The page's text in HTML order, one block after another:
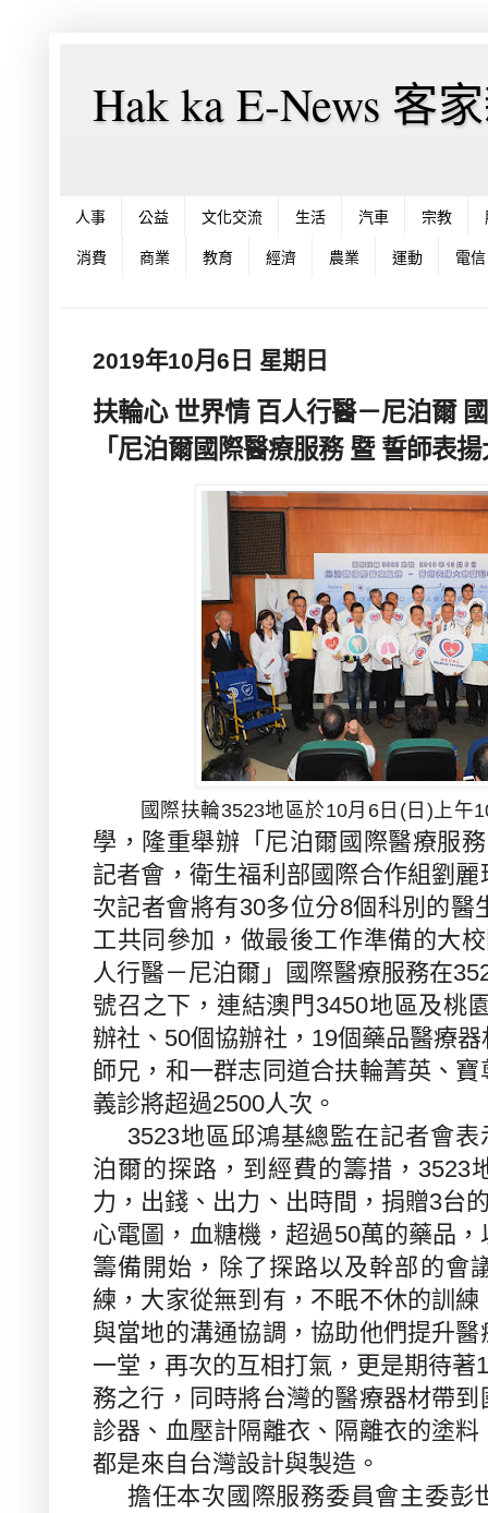
Hak ka E-News 客
人事 公益 文化交流 生活 汽車 宗教
消費 商業 教育 經濟 農業 運動 電信
2019年10月6日 星期日
扶輪心 世界情 百人行醫－尼泊爾
「尼泊爾國際醫療服務 暨 誓師表
國際扶輪3523地區於10月 6日 (日 ) 上午
學，隆重舉辦「尼泊爾國際醫療服
記者會，衛生福利部國際合作組劉
次記者會將有30多位分8個科別的醫
工共同參加，做最後工作準備的大
人行醫－ 尼泊爾」國際醫療服務在
號召之下，連結澳門 3450地區及桃
辦社、 50個協辦社， 19個藥品醫療
師兄，和一群志同道合扶輪菁英、
義診將超過2500人次。
3523地區邱鴻基總監在記者會表
泊爾的探路，到經費的籌措， 3523
力，出錢、出力、出時間，捐贈3台
心電圖，血糖機，超過50萬的藥品
籌備開始，除了探路以及幹部的會
練，大家從無到有，不眠不休的訓
與當地的溝通協調，協助他們提升
一堂，再次的互相打氣，更是期待著
務之行，同時將台灣的醫療器材帶
診器、血壓計隔離衣、隔離衣的塗
都是來自台灣設計與製造。
擔任本次國際服務委員會主委彭